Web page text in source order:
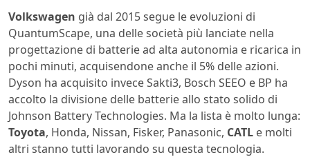
Volkswagen già dal 2015 segue le evoluzioni di
QuantumScape, una delle società più lanciate nella
progettazione di batterie ad alta autonomia e ricarica in
pochi minuti, acquisendone anche il 5% delle azioni.
Dyson ha acquisito invece Sakti3, Bosch SEEO e BP ha
accolto la divisione delle batterie allo stato solido di
Johnson Battery Technologies. Ma la lista è molto lunga:
Toyota, Honda, Nissan, Fisker, Panasonic, CATL e molti
altri stanno tutti lavorando su questa tecnologia.